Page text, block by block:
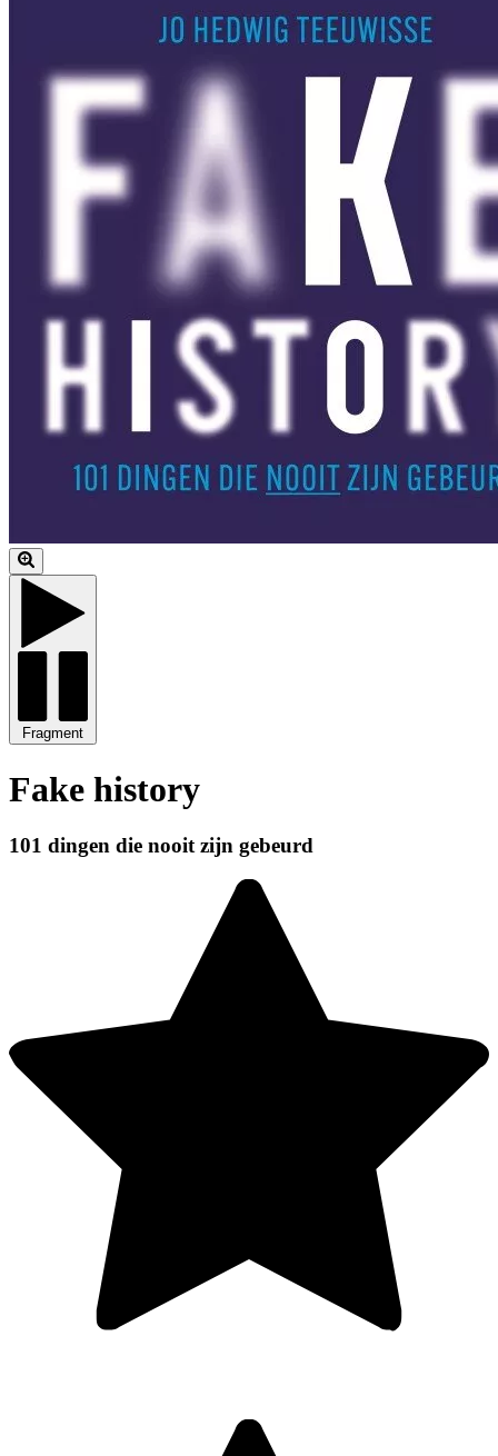
Fragment
Fake history
101 dingen die nooit zijn gebeurd